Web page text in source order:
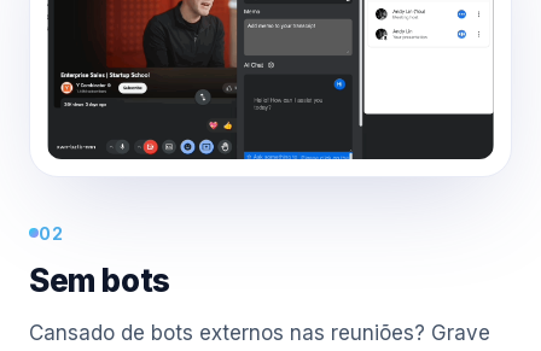
02
Sem bots
Cansado de bots externos nas reuniões? Grave